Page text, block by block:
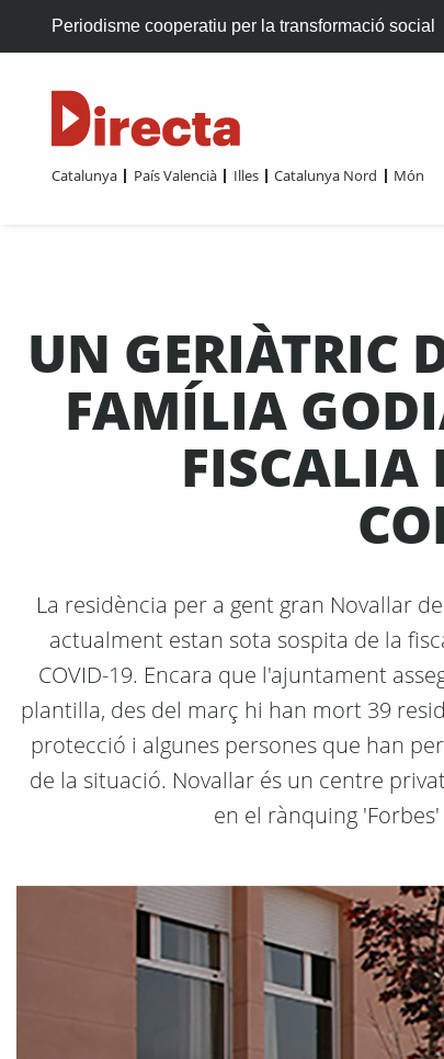
Periodisme cooperatiu per la transformació social
Catalunya País Valencià Illes Catalunya Nord Món
UN GERIÀTRIC
FAMÍLIA
FISCALIA
La residència per a gent gran Novallar
actualment estan sota sospita de la
COVID-19. Encara que l'ajuntament
plantilla, des del març hi han mort 39
protecció i algunes persones que han
de la situació. Novallar és un centre
en el rànquing